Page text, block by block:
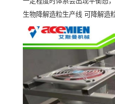
生物降解造粒生产线 可降解造